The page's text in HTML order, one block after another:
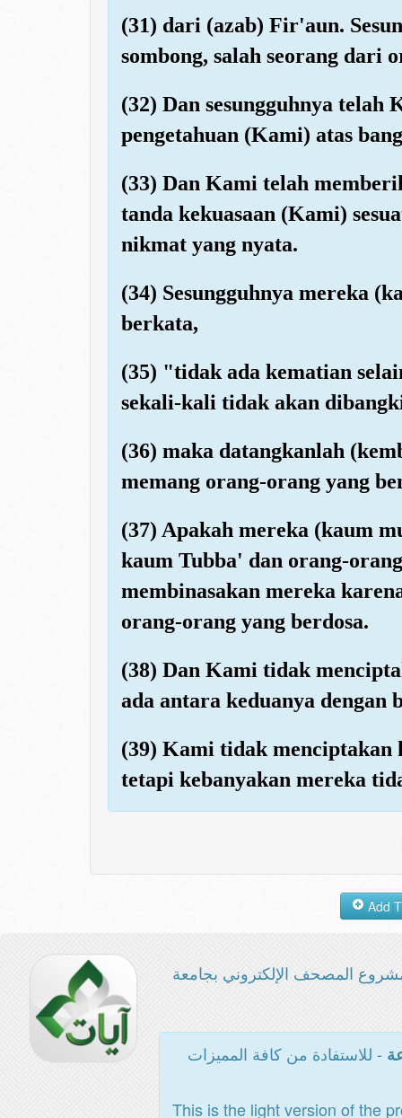
(31) dari (azab) Fir'aun.
sombong, salah seorang dari
(32) Dan sesungguhnya
pengetahuan (Kami) atas
(33) Dan Kami telah
tanda kekuasaan (Kami)
nikmat yang nyata.
(34) Sesungguhnya mereka
berkata,
(35) "tidak ada kematian
sekali-kali tidak akan
(36) maka datangkanlah
memang orang-orang yang
(37) Apakah mereka (kaum
kaum Tubba' dan orang-
membinasakan mereka
orang-orang yang berdosa.
(38) Dan Kami tidak
ada antara keduanya dengan
(39) Kami tidak menciptakan
tetapi kebanyakan mereka
المصحف الإلكتروني بجامعة
- للاستفادة من كافة المميزات
This is the light version of the